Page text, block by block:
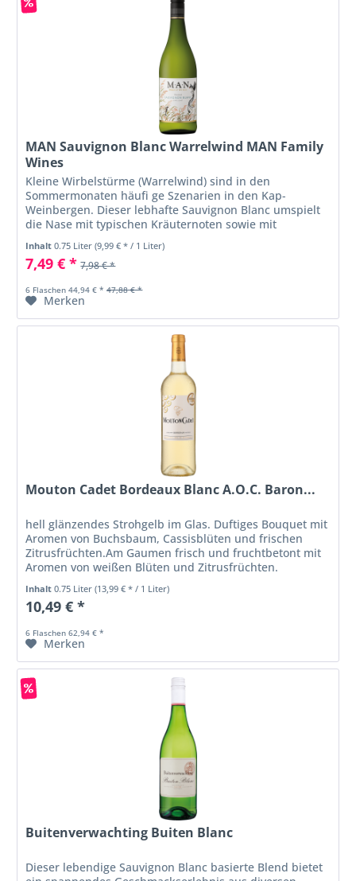
MAN Sauvignon Blanc Warrelwind MAN Family
Wines
Kleine Wirbelstürme (Warrelwind) sind in den
Sommermonaten häufi ge Szenarien in den Kap-
Weinbergen. Dieser lebhafte Sauvignon Blanc umspielt
die Nase mit typischen Kräuternoten sowie mit
Eindrücken tropischer Früchte. Der Wein hat eine...
Inhalt0.75 Liter(9,99 € * / 1 Liter)
7,49 € * 7,98 € *
6 Flaschen 44,94 € * 47,88 € *
Merken
Mouton Cadet Bordeaux Blanc A.O.C. Baron...
hell glänzendes Strohgelb im Glas. Duftiges Bouquet mit
Aromen von Buchsbaum, Cassisblüten und frischen
Zitrusfrüchten.Am Gaumen frisch und fruchtbetont mit
Aromen von weißen Blüten und Zitrusfrüchten.
Inhalt0.75 Liter(13,99 € * / 1 Liter)
10,49 € *
6 Flaschen 62,94 € *
Merken
Buitenverwachting Buiten Blanc
Dieser lebendige Sauvignon Blanc basierte Blend bietet